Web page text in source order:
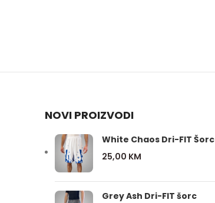
NOVI PROIZVODI
White Chaos Dri-FIT Šorc
25,00 KM
Grey Ash Dri-FIT šorc